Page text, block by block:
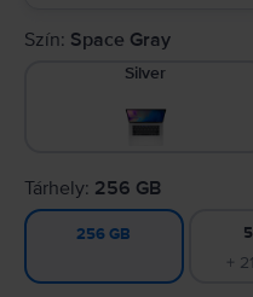
Szín: Space Gray
Silver
Tárhely: 256 GB
256 GB
+